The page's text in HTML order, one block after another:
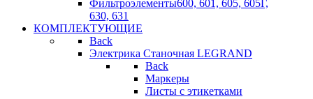
Фильтроэлементы600, 601, 605, 605Г,
630, 631
КОМПЛЕКТУЮЩИЕ
Back
Электрика Станочная LEGRAND
Back
Маркеры
Листы с этикетками